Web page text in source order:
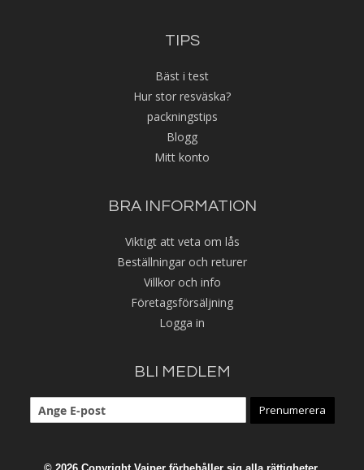
TIPS
Bäst i test
Hur stor resväska?
packningstips
Blogg
Mitt konto
BRA INFORMATION
Viktigt att veta om lås
Beställningar och returer
Villkor och info
Företagsförsäljning
Logga in
BLI MEDLEM
Prenumerera